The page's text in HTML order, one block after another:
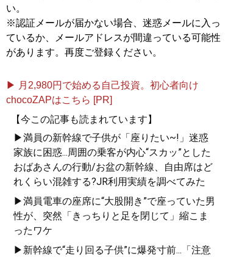
い。
※認証メールが届かない場合、迷惑メールに入っ
ているか、メールアドレスが間違っている可能性
があります。再度ご登録ください。
▶ 月2,980円で始める自己投資。初心者向け
chocoZAPはこちら [PR]
【今この記事も読まれています】
▶満員の新幹線で子供が「座りたい~!」迷惑
家族に困惑...周囲の乗客が内心“スカッ”とした
おばあさんの行動/お盆の新幹線、自由席はど
れくらい混雑する?JR利用実績を調べてみた
▶満員電車の座席に“大股開き”で座っていた男
性が、突然「きっちりと足を閉じて」縮こま
ったワケ
▶新幹線で“走り回る子供”に爆発寸前...「注意